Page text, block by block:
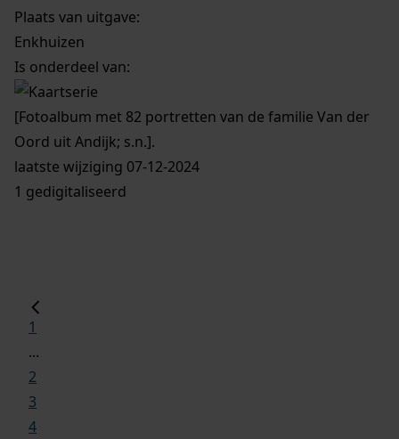
Plaats van uitgave:
Enkhuizen
Is onderdeel van:
[Fotoalbum met 82 portretten van de familie Van der
Oord uit Andijk; s.n.].
laatste wijziging 07-12-2024
1 gedigitaliseerd
1
...
2
3
4